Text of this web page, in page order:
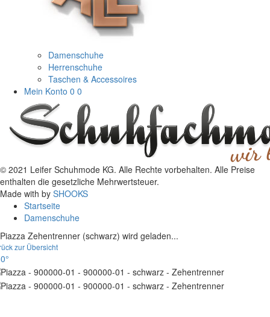
Damenschuhe
Herrenschuhe
Taschen & Accessoires
Mein Konto 0 0
© 2021 Leifer Schuhmode KG. Alle Rechte vorbehalten. Alle Preise
enthalten die gesetzliche Mehrwertsteuer.
Made with by SHOOKS
Startseite
Damenschuhe
Piazza Zehentrenner (schwarz) wird geladen...
zur Übersicht